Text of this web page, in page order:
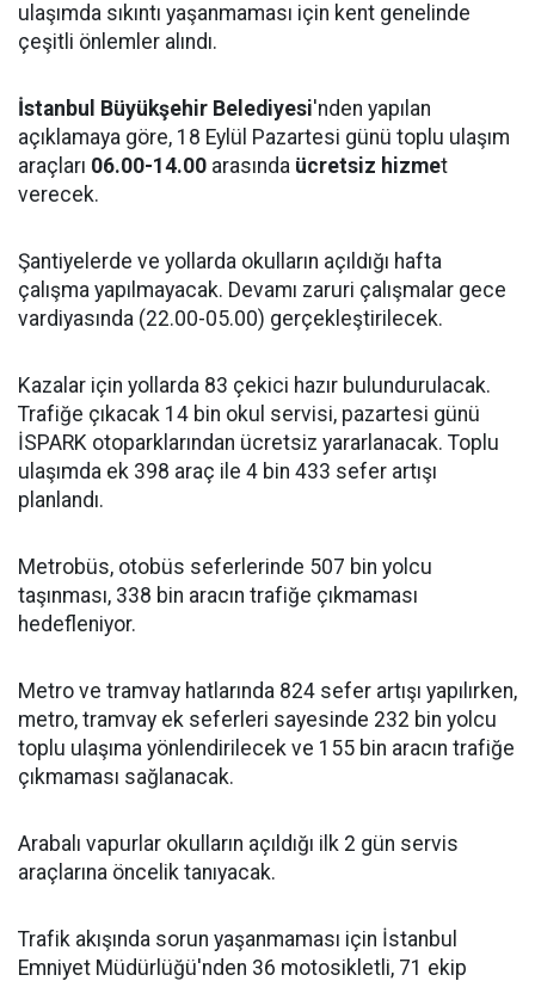
ulaşımda sıkıntı yaşanmaması için kent genelinde
çeşitli önlemler alındı.
İstanbul Büyükşehir Belediyesi'nden yapılan
açıklamaya göre, 18 Eylül Pazartesi günü toplu ulaşım
araçları 06.00-14.00 arasında ücretsiz hizmet
verecek.
Şantiyelerde ve yollarda okulların açıldığı hafta
çalışma yapılmayacak. Devamı zaruri çalışmalar gece
vardiyasında (22.00-05.00) gerçekleştirilecek.
Kazalar için yollarda 83 çekici hazır bulundurulacak.
Trafiğe çıkacak 14 bin okul servisi, pazartesi günü
İSPARK otoparklarından ücretsiz yararlanacak. Toplu
ulaşımda ek 398 araç ile 4 bin 433 sefer artışı
planlandı.
Metrobüs, otobüs seferlerinde 507 bin yolcu
taşınması, 338 bin aracın trafiğe çıkmaması
hedefleniyor.
Metro ve tramvay hatlarında 824 sefer artışı yapılırken,
metro, tramvay ek seferleri sayesinde 232 bin yolcu
toplu ulaşıma yönlendirilecek ve 155 bin aracın trafiğe
çıkmaması sağlanacak.
Arabalı vapurlar okulların açıldığı ilk 2 gün servis
araçlarına öncelik tanıyacak.
Trafik akışında sorun yaşanmaması için İstanbul
Emniyet Müdürlüğü'nden 36 motosikletli, 71 ekip